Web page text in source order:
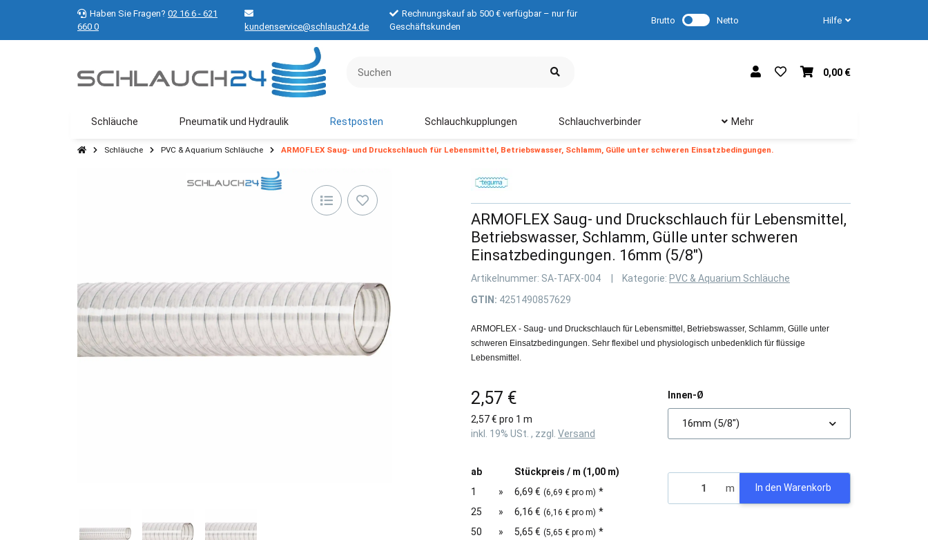
Haben Sie Fragen? 02 16 6 - 621
660 0
kundenservice@schlauch24.de
Rechnungskauf ab 500 € verfügbar – nur für
Geschäftskunden
Brutto Netto Hilfe
0,00 €
Schläuche Pneumatik und Hydraulik Restposten Schlauchkupplungen Schlauchverbinder Mehr
Schläuche PVC & Aquarium Schläuche ARMOFLEX Saug- und Druckschlauch für Lebensmittel, Betriebswasser, Schlamm, Gülle unter schweren Einsatzbedingungen.
ARMOFLEX Saug- und Druckschlauch für Lebensmittel,
Betriebswasser, Schlamm, Gülle unter schweren
Einsatzbedingungen. 16mm (5/8")
Artikelnummer: SA-TAFX-004 Kategorie: PVC & Aquarium Schläuche
GTIN: 4251490857629
ARMOFLEX - Saug- und Druckschlauch für Lebensmittel, Betriebswasser, Schlamm, Gülle unter
schweren Einsatzbedingungen. Sehr flexibel und physiologisch unbedenklich für flüssige
Lebensmittel.
2,57 €
2,57 € pro 1 m
inkl. 19% USt. , zzgl. Versand
ab
Stückpreis / m (1,00 m)
1
» 6,69 € (6,69 € pro m) *
25
» 6,16 € (6,16 € pro m) *
50
» 5,65 € (5,65 € pro m) *
Innen-Ø
16mm (5/8")
m In den Warenkorb